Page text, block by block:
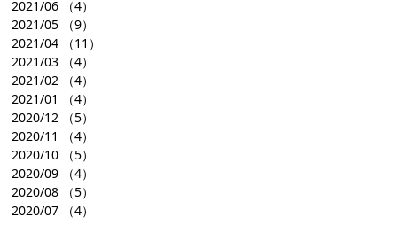
2021/06 （4）
2021/05 （9）
2021/04 （11）
2021/03 （4）
2021/02 （4）
2021/01
（4）
2020/12 （5）
2020/11
（4）
2020/10 （5）
2020/09 （4）
2020/08 （5）
2020/07 （4）